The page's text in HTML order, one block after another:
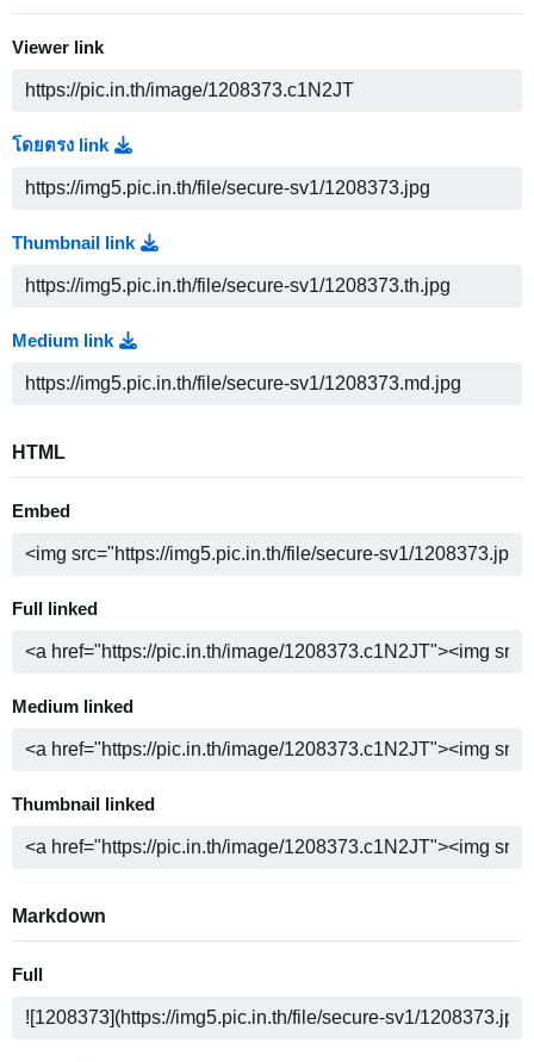
Viewer link
โดยตรง link
Thumbnail link
Medium link
HTML
Embed
Full linked
Medium linked
Thumbnail linked
Markdown
Full